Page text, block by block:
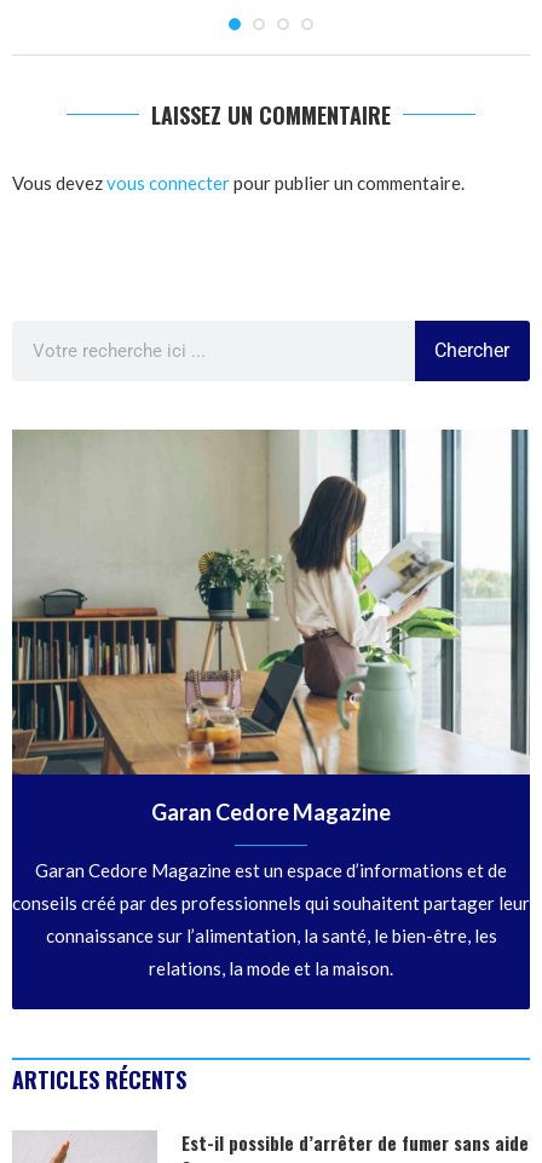
LAISSEZ UN COMMENTAIRE
Vous devezvous connecterpour publier un commentaire.
Chercher
Garan Cedore Magazine
Garan Cedore Magazine est un espace d’informations et de
conseils créé par des professionnels qui souhaitent partager leur
connaissance sur l’alimentation, la santé, le bien-être, les
relations, la mode et la maison.
ARTICLES RÉCENTS
Est-il possible d’arrêter de fumer sans aide